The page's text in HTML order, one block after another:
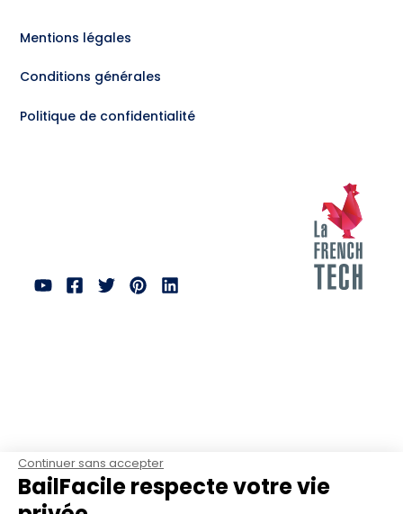
Mentions légales
Conditions générales
Politique de confidentialité
Continuer sans accepter
BailFacile respecte votre vie